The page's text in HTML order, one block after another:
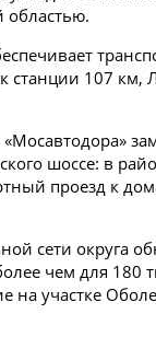
областью.
станции 107 км,
шоссе: в
проезд к
сети округа
чем для 180
на участке